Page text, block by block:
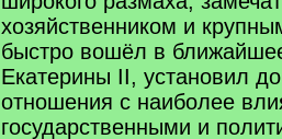
хозяйственником и
быстро вошёл в
Екатерины II, установил
отношения с наиболее
государственными и